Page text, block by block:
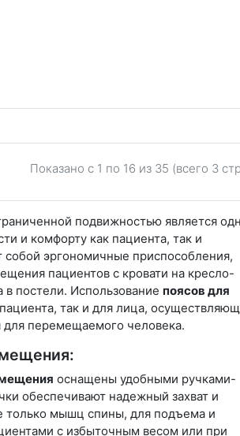
Показано с 1 по 16 из 35 (всего 3
подвижностью является
и комфорту как пациента, так и
собой эргономичные приспособления,
пациентов с кровати на кресло-
в постели. Использование поясов для
так и для лица,
перемещаемого человека.
оснащены удобными ручками-
обеспечивают надежный захват и
только мышц спины, для подъема и
с избыточным весом или при